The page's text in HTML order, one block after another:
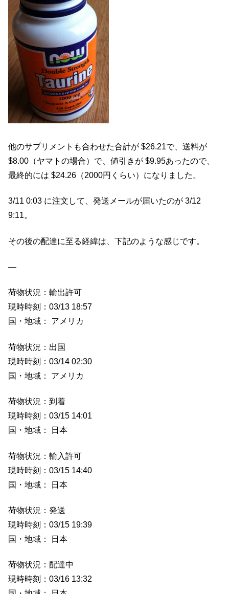
他のサプリメントも合わせた合計が $26.21で、送料が
$8.00（ヤマトの場合）で、値引きが $9.95あったので、
最終的には $24.26（2000円くらい）になりました。
3/11 0:03 に注文して、発送メールが届いたのが 3/12
9:11。
その後の配達に至る経緯は、下記のような感じです。
—
荷物状況：輸出許可
現時時刻：03/13 18:57
国・地域： アメリカ
荷物状況：出国
現時時刻：03/14 02:30
国・地域： アメリカ
荷物状況：到着
現時時刻：03/15 14:01
国・地域： 日本
荷物状況：輸入許可
現時時刻：03/15 14:40
国・地域： 日本
荷物状況：発送
現時時刻：03/15 19:39
国・地域： 日本
荷物状況：配達中
現時時刻：03/16 13:32